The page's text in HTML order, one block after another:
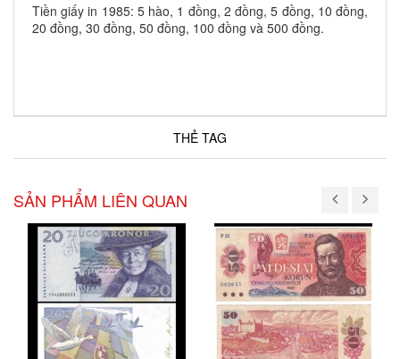
Tiền giấy in 1985: 5 hào, 1 đồng, 2 đồng, 5 đồng, 10 đồng,
20 đồng, 30 đồng, 50 đồng, 100 đồng và 500 đồng.
THẺ TAG
SẢN PHẨM LIÊN QUAN